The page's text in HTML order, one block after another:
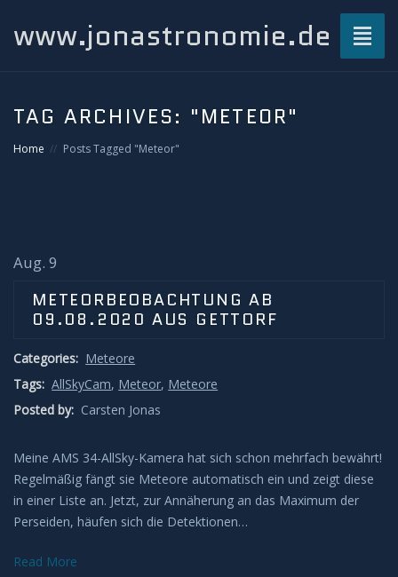
www.jonastronomie.de
Beiträge
Grüner Blitz
Kondensstreifenschatten
Leuchtende Nachtwolken
Lichtsäulen
Meeresleuchten
Mondhalos
TAG ARCHIVES: "METEOR"
Home Posts Tagged "Meteor"
Aug. 9
METEORBEOBACHTUNG AB
09.08.2020 AUS GETTORF
Categories: Meteore
Tags: AllSkyCam, Meteor, Meteore
Posted by: Carsten Jonas
Meine AMS 34-AllSky-Kamera hat sich schon mehrfach bewährt!
Regelmäßig fängt sie Meteore automatisch ein und zeigt diese
in einer Liste an. Jetzt, zur Annäherung an das Maximum der
Perseiden, häufen sich die Detektionen…
Read More